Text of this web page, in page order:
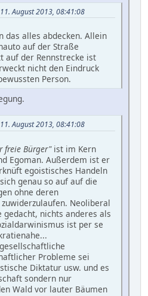
August 2013, 08:41:08
das alles abdecken. Allein
auf der Straße
auf der Rennstrecke ist
nicht den Eindruck
Person.
August 2013, 08:41:08
freie Bürger"ist im Kern
Egoman. Außerdem ist er
egoistisches Handeln
genau so auf auf die
ohne deren
Neoliberal
gedacht, nichts anderes als
ist per se
Probleme sei
Diktatur usw. und es
sondern nur
Wald vor lauter Bäumen